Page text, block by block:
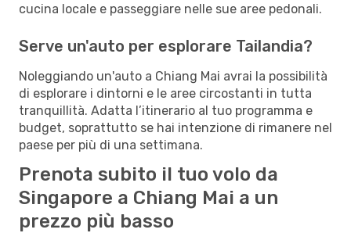
cucina locale e passeggiare nelle sue aree pedonali.
Serve un'auto per esplorare Tailandia?
Noleggiando un'auto a Chiang Mai avrai la possibilità
di esplorare i dintorni e le aree circostanti in tutta
tranquillità. Adatta l’itinerario al tuo programma e
budget, soprattutto se hai intenzione di rimanere nel
paese per più di una settimana.
Prenota subito il tuo volo da
Singapore a Chiang Mai a un
prezzo più basso